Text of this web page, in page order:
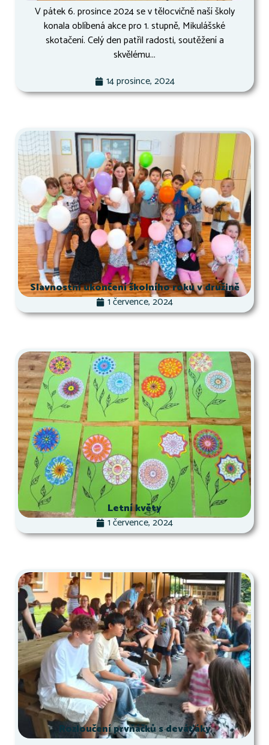
V pátek 6. prosince 2024 se v tělocvičně naší školy
konala oblíbená akce pro 1. stupně, Mikulášské
skotačení. Celý den patřil radosti, soutěžení a
skvělému...
14 prosince, 2024
Slavnostní ukončení školního roku v družině
1 července, 2024
Letní květy
1 července, 2024
Rozloučení prvňáčků s deváťáky